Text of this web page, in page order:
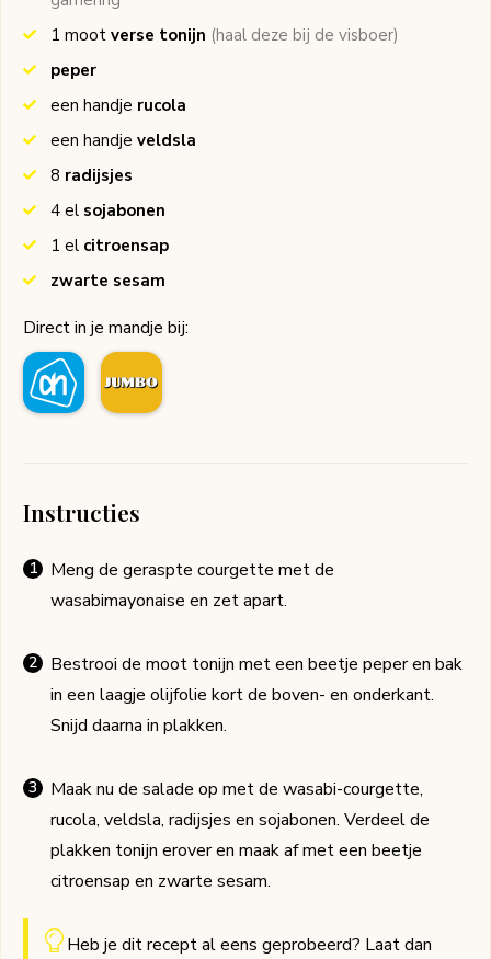
1 moot verse tonijn (haal deze bij de visboer)
peper
een handje rucola
een handje veldsla
8 radijsjes
4 el sojabonen
1 el citroensap
zwarte sesam
Direct in je mandje bij:
Instructies
Meng de geraspte courgette met de
wasabimayonaise en zet apart.
Bestrooi de moot tonijn met een beetje peper en bak
in een laagje olijfolie kort de boven- en onderkant.
Snijd daarna in plakken.
Maak nu de salade op met de wasabi-courgette,
rucola, veldsla, radijsjes en sojabonen. Verdeel de
plakken tonijn erover en maak af met een beetje
citroensap en zwarte sesam.
Heb je dit recept al eens geprobeerd? Laat dan